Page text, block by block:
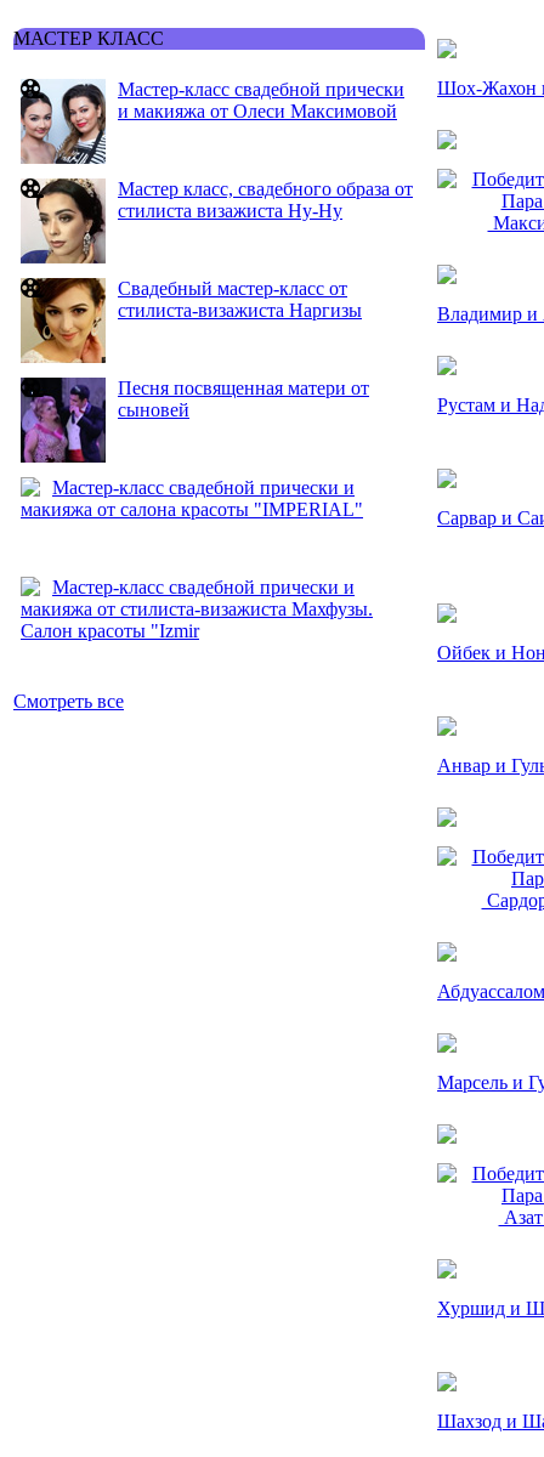
МАСТЕР КЛАСС
Мастер-класс свадебной прически
и макияжа от Олеси Максимовой
Мастер класс, свадебного образа от
стилиста визажиста Ну-Ну
Свадебный мастер-класс от
стилиста-визажиста Наргизы
Песня посвященная матери от
сыновей
Мастер-класс свадебной прически и
макияжа от салона красоты "IMPERIAL"
Мастер-класс свадебной прически и
макияжа от стилиста-визажиста Махфузы.
Салон красоты "Izmir
Смотреть все
Шох-Жахон
Владимир и
Рустам и
Сарвар и
Ойбек и
Анвар и
Марсель и
Хуршид и
Шахзод и